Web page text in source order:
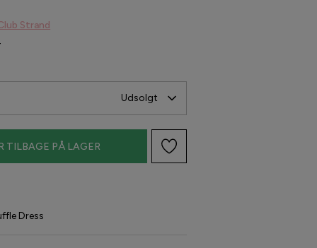
Strand
Udsolgt
TILBAGE PÅ LAGER
Dress